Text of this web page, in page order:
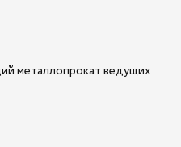
металлопрокат ведущих